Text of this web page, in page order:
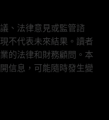
、法律意見或監管諮
不代表未來結果。讀者
的法律和財務顧問。本
信息，可能隨時發生變